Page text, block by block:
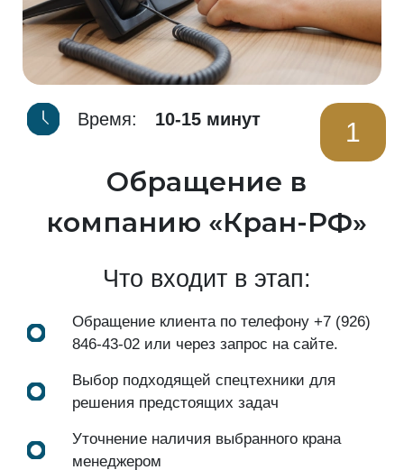
Время: 10-15 минут 1
Обращение в
компанию «Кран-РФ»
Что входит в этап:
Обращение клиента по телефону +7 (926)
846-43-02 или через запрос на сайте.
Выбор подходящей спецтехники для
решения предстоящих задач
Уточнение наличия выбранного крана
менеджером